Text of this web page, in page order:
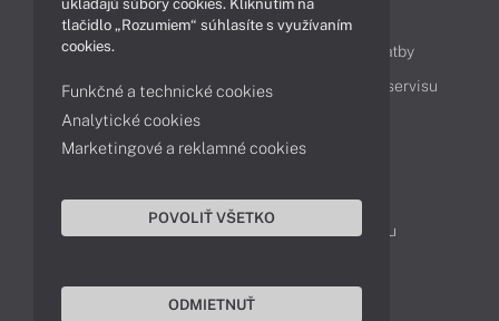
Obsah
Ako nakupovať
Možnosti doručenia a platby
Podpora a servis
Servisné služby Cenník servisu
Kontakty
043 4224 771
Obchodné oddelenie
Reklamácia tovaru
ukladajú súbory cookies. Kliknutím na
tlačidlo „Rozumiem“ súhlasíte s využívaním
cookies.
Funkčné a technické cookies
Analytické cookies
Marketingové a reklamné cookies
POVOLIŤ VŠETKO
ODMIETNUŤ